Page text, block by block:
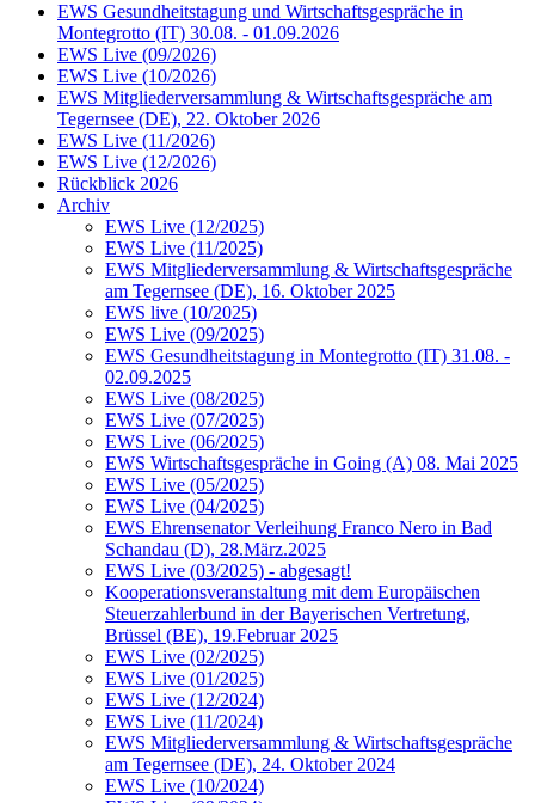
EWS Gesundheitstagung und Wirtschaftsgespräche in
Montegrotto (IT) 30.08. - 01.09.2026
EWS Live (09/2026)
EWS Live (10/2026)
EWS Mitgliederversammlung & Wirtschaftsgespräche am
Tegernsee (DE), 22. Oktober 2026
EWS Live (11/2026)
EWS Live (12/2026)
Rückblick 2026
Archiv
EWS Live (12/2025)
EWS Live (11/2025)
EWS Mitgliederversammlung & Wirtschaftsgespräche
am Tegernsee (DE), 16. Oktober 2025
EWS live (10/2025)
EWS Live (09/2025)
EWS Gesundheitstagung in Montegrotto (IT) 31.08. -
02.09.2025
EWS Live (08/2025)
EWS Live (07/2025)
EWS Live (06/2025)
EWS Wirtschaftsgespräche in Going (A) 08. Mai 2025
EWS Live (05/2025)
EWS Live (04/2025)
EWS Ehrensenator Verleihung Franco Nero in Bad
Schandau (D), 28.März.2025
EWS Live (03/2025) - abgesagt!
Kooperationsveranstaltung mit dem Europäischen
Steuerzahlerbund in der Bayerischen Vertretung,
Brüssel (BE), 19.Februar 2025
EWS Live (02/2025)
EWS Live (01/2025)
EWS Live (12/2024)
EWS Live (11/2024)
EWS Mitgliederversammlung & Wirtschaftsgespräche
am Tegernsee (DE), 24. Oktober 2024
EWS Live (10/2024)